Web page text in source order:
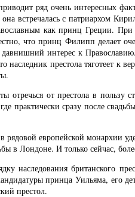
ряд очень интересных
встречалась с патриархом
как принц Греции.
что принц Филипп делает
интерес к
престола тяготеет к
от престола в
практически сразу после
европейской монархии
в Лондоне. И только сейчас,
британского
принца Уильяма, его
престол.